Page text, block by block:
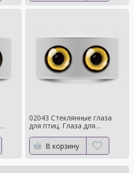
02043 Стеклянные глаза
для птиц. Глаза для
чучелаворона.
В корзину